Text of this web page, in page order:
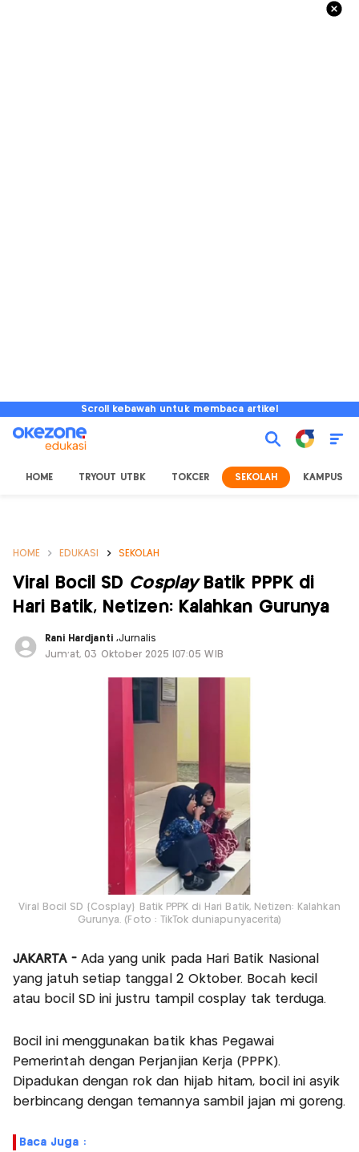
Scroll kebawah untuk membaca artikel
HOME TRYOUT UTBK TOKCER SEKOLAH KAMPUS
HOME EDUKASI SEKOLAH
Viral Bocil SD CosplayBatik PPPK di
Hari Batik, Netizen: Kalahkan Gurunya
Rani Hardjanti ,Jurnalis
Jum'at, 03 Oktober 2025 |07:05 WIB
Viral Bocil SD {Cosplay} Batik PPPK di Hari Batik, Netizen: Kalahkan
Gurunya. (Foto : TikTok duniapunyacerita)
JAKARTA - Ada yang unik pada Hari Batik Nasional
yang jatuh setiap tanggal 2 Oktober. Bocah kecil
atau bocil SD ini justru tampil cosplay tak terduga.
Bocil ini menggunakan batik khas Pegawai
Pemerintah dengan Perjanjian Kerja (PPPK).
Dipadukan dengan rok dan hijab hitam, bocil ini asyik
berbincang dengan temannya sambil jajan mi goreng.
Baca Juga :